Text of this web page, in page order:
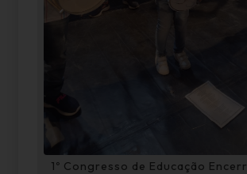
1º Congresso de Educação